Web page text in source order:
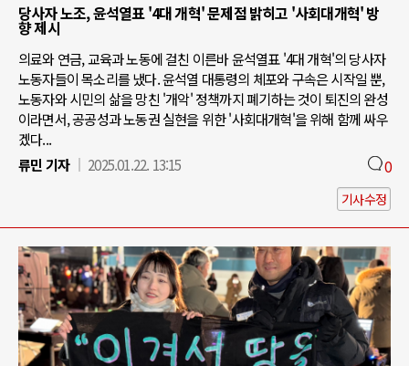
당사자 노조, 윤석열표 '4대 개혁' 문제점 밝히고 '사회대개혁' 방
향 제시
의료와 연금, 교육과 노동에 걸친 이른바 윤석열표 '4대 개혁'의 당사자
노동자들이 목소리를 냈다. 윤석열 대통령의 체포와 구속은 시작일 뿐,
노동자와 시민의 삶을 망친 '개악' 정책까지 폐기하는 것이 퇴진의 완성
이라면서, 공공성과 노동권 실현을 위한 '사회대개혁'을 위해 함께 싸우
겠다...
류민 기자
2025.01.22. 13:15 0
기사수정